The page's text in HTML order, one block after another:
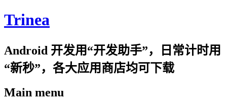
Trinea
Android 开发用“开发助手”，日常计时用
“新秒”，各大应用商店均可下载
Main menu